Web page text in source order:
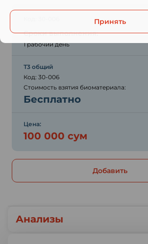
Анализы
Сроки выполнения:
1 рабочий день
Т3 общий
Код: 30-006
Стоимость взятия биоматериала:
Бесплатно
Цена:
100 000 сум
Добавить
Принять